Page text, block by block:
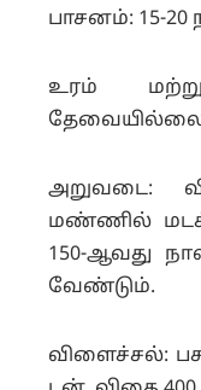
பாசனம்: 15-20
உரம்
அறுவடை:
மண்ணில்
150-ஆவது
வேண்டும்.
விளைச்சல்: